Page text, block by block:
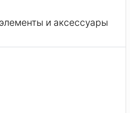
и аксессуары